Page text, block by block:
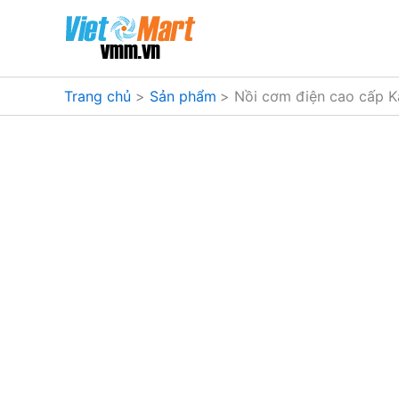
dung
Trang chủ Sản phẩm Nồi cơm điện cao cấp